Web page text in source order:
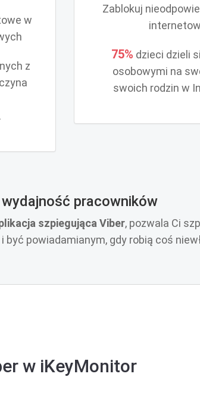
w
z
Zablokuj
75% dzieci dzieli
osobowymi na
swoich rodzin w
pracowników
szpiegująca Viber, pozwala Ci
powiadamianym, gdy robią coś
w iKeyMonitor